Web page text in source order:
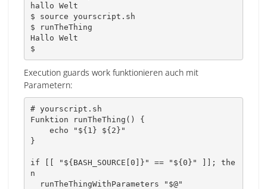
hallo Welt
$ source yourscript.sh
$ runTheThing
Hallo Welt
$
Execution guards work funktionieren auch mit
Parametern:
# yourscript.sh
Funktion
runTheThing ( )
{
echo
" ${1} ${2} "
}
if [ [ " ${BASH_SOURCE [0 ] } " == " ${0} " ] ] ;
the
n
  runTheThingWithParameters
" $@"